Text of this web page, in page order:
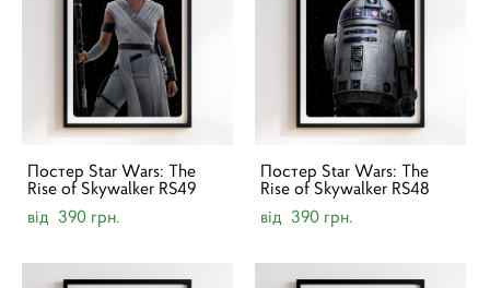
Постер Star Wars: The
Rise of Skywalker RS49
від 390 грн.
Постер Star Wars: The
Rise of Skywalker RS48
від 390 грн.